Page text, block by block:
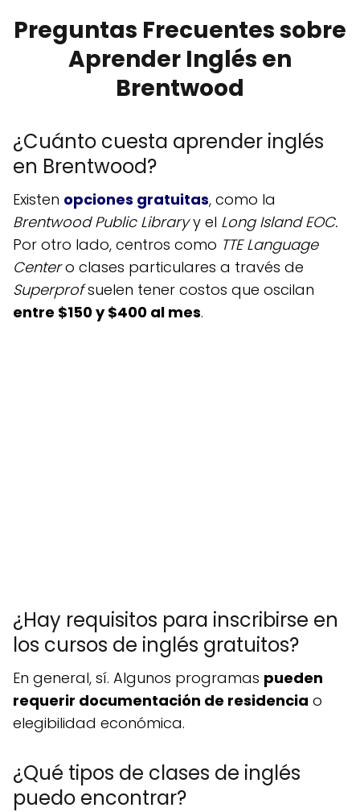
Preguntas Frecuentes sobre
Aprender Inglés en
Brentwood
¿Cuánto cuesta aprender inglés
en Brentwood?
Existen opciones gratuitas, como la
Brentwood Public Libraryy el Long Island EOC.
Por otro lado, centros como TTE Language
Centero clases particulares a través de
Superprofsuelen tener costos que oscilan
entre $150 y $400 al mes.
¿Hay requisitos para inscribirse en
los cursos de inglés gratuitos?
En general, sí. Algunos programas pueden
requerir documentación de residencia o
elegibilidad económica.
¿Qué tipos de clases de inglés
puedo encontrar?